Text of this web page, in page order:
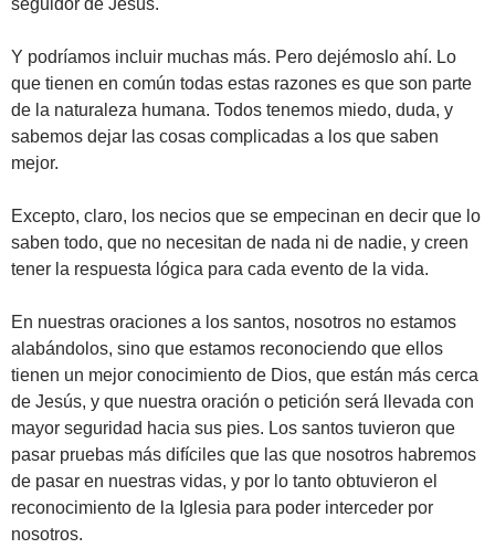
seguidor de Jesús.
Y podríamos incluir muchas más. Pero dejémoslo ahí. Lo
que tienen en común todas estas razones es que son parte
de la naturaleza humana. Todos tenemos miedo, duda, y
sabemos dejar las cosas complicadas a los que saben
mejor.
Excepto, claro, los necios que se empecinan en decir que lo
saben todo, que no necesitan de nada ni de nadie, y creen
tener la respuesta lógica para cada evento de la vida.
En nuestras oraciones a los santos, nosotros no estamos
alabándolos, sino que estamos reconociendo que ellos
tienen un mejor conocimiento de Dios, que están más cerca
de Jesús, y que nuestra oración o petición será llevada con
mayor seguridad hacia sus pies. Los santos tuvieron que
pasar pruebas más difíciles que las que nosotros habremos
de pasar en nuestras vidas, y por lo tanto obtuvieron el
reconocimiento de la Iglesia para poder interceder por
nosotros.